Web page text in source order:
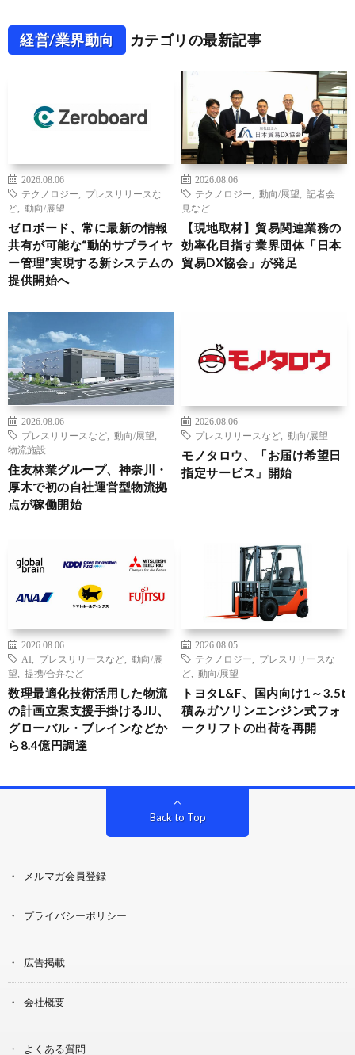
経営/業界動向 カテゴリの最新記事
2026.08.06
テクノロジー
プレスリリースな
ど
動向/展望
ゼロボード、常に最新の情報
共有が可能な“動的サプライヤ
ー管理”実現する新システムの
提供開始へ
2026.08.06
テクノロジー
動向/展望
記者会
見など
【現地取材】貿易関連業務の
効率化目指す業界団体「日本
貿易DX協会」が発足
2026.08.06
プレスリリースなど
動向/展望
物流施設
住友林業グループ、神奈川・
厚木で初の自社運営型物流拠
点が稼働開始
2026.08.06
プレスリリースなど
動向/展望
モノタロウ、「お届け希望日
指定サービス」開始
2026.08.06
AI
プレスリリースなど
動向/展
望
提携/合弁など
数理最適化技術活用した物流
の計画立案支援手掛けるJIJ、
グローバル・ブレインなどか
ら8.4億円調達
2026.08.05
テクノロジー
プレスリリースな
ど
動向/展望
トヨタL&F、国内向け1～3.5t
積みガソリンエンジン式フォ
ークリフトの出荷を再開
Back to Top
メルマガ会員登録
プライバシーポリシー
広告掲載
会社概要
よくある質問